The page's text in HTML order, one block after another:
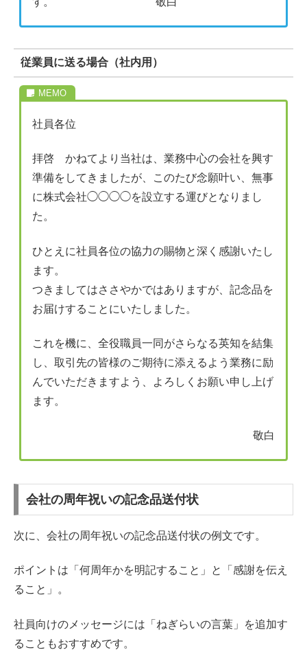
従業員に送る場合（社内用）
社員各位
拝啓 かねてより当社は、業務中心の会社を興す
準備をしてきましたが、このたび念願叶い、無事
に株式会社◯◯◯◯を設立する運びとなりまし
た。
ひとえに社員各位の協力の賜物と深く感謝いたし
ます。
つきましてはささやかではありますが、記念品を
お届けすることにいたしました。
これを機に、全役職員一同がさらなる英知を結集
し、取引先の皆様のご期待に添えるよう業務に励
んでいただきますよう、よろしくお願い申し上げ
ます。
敬白
会社の周年祝いの記念品送付状
次に、会社の周年祝いの記念品送付状の例文です。
ポイントは「何周年かを明記すること」と「感謝を伝え
ること」。
社員向けのメッセージには「ねぎらいの言葉」を追加す
ることもおすすめです。